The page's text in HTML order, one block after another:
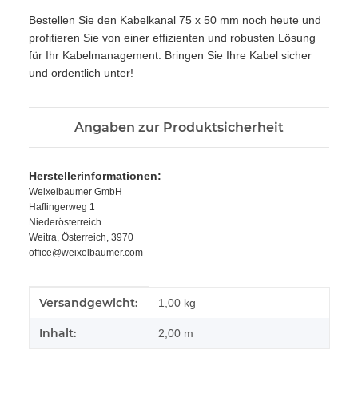
Bestellen Sie den Kabelkanal 75 x 50 mm noch heute und
profitieren Sie von einer effizienten und robusten Lösung
für Ihr Kabelmanagement. Bringen Sie Ihre Kabel sicher
und ordentlich unter!
Angaben zur Produktsicherheit
Herstellerinformationen:
Weixelbaumer GmbH
Haflingerweg 1
Niederösterreich
Weitra, Österreich, 3970
office@weixelbaumer.com
Produkteigenschaft
Wert
Versandgewicht: 1,00 kg
Inhalt: 2,00 m